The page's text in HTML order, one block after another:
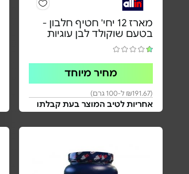
מארז 12 יחי' חטיף חלבון -
בטעם שוקולד לבן עוגיות
מחיר מיוחד
(₪191.67 ל-100 גרם)
אחריות לטיב המוצר בעת קבלתו